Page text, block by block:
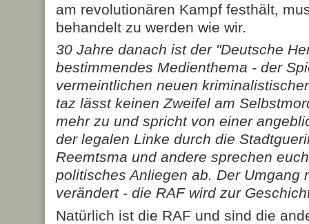
am revolutionären Kampf festhält,
behandelt zu werden wie wir.
30 Jahre danach ist der "Deutsche
bestimmendes Medienthema - der
vermeintlichen neuen
taz lässt keinen Zweifel am
mehr zu und spricht von einer
der legalen Linke durch die
Reemtsma und andere sprechen
politisches Anliegen ab. Der Umgang
verändert - die RAF wird zur
Natürlich ist die RAF und sind die